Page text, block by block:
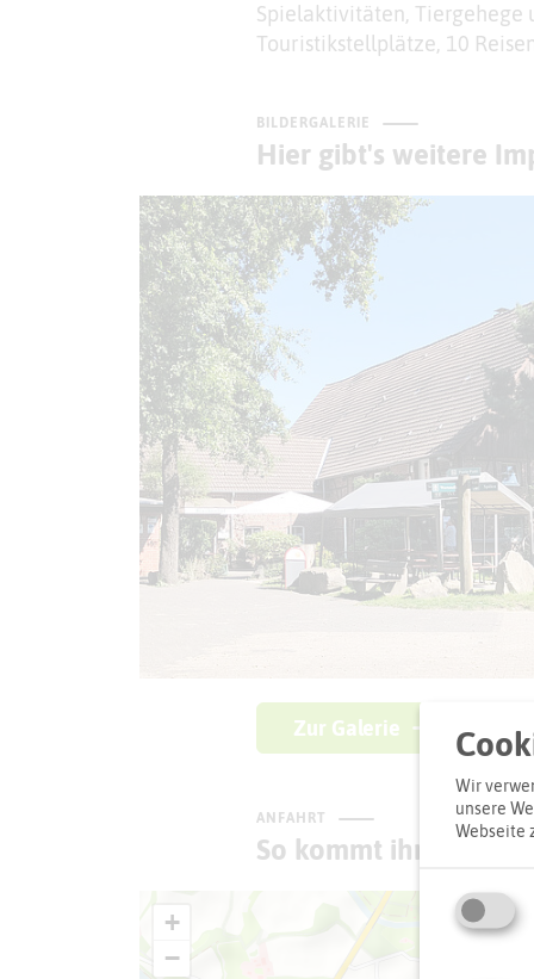
Spielaktivitäten, Tiergehege
Touristikstellplätze, 10
BILDERGALERIE
Hier gibt's weitere
Zur Galerie
ANFAHRT
So kommt ihr zum
+
−
Wir
unsere
Webseite